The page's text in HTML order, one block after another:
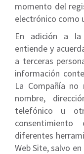
momento del
electrónico como
En adición a la
entiende y
a terceras
información
La Compañía no
nombre,
telefónico u
diferentes
Web Site, salvo